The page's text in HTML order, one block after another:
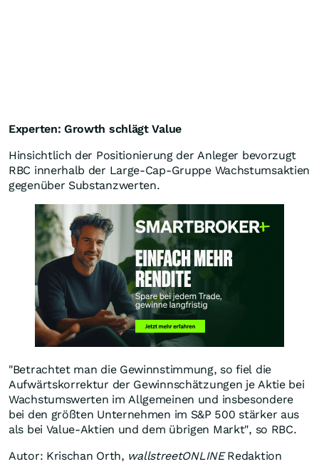
Experten: Growth schlägt Value
Hinsichtlich der Positionierung der Anleger bevorzugt
RBC innerhalb der Large-Cap-Gruppe Wachstumsaktien
gegenüber Substanzwerten.
"Betrachtet man die Gewinnstimmung, so fiel die
Aufwärtskorrektur der Gewinnschätzungen je Aktie bei
Wachstumswerten im Allgemeinen und insbesondere
bei den größten Unternehmen im S&P 500 stärker aus
als bei Value-Aktien und dem übrigen Markt", so RBC.
Autor: Krischan Orth, wallstreetONLINERedaktion